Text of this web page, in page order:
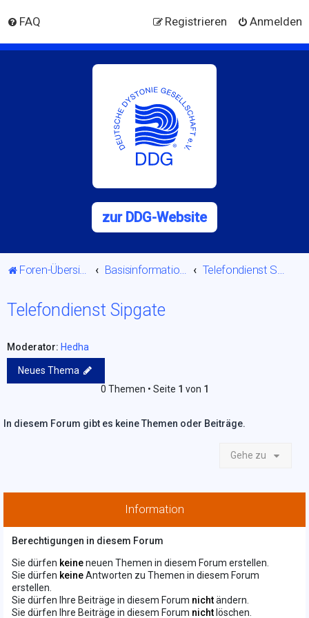
FAQ Anmelden
Registrieren
zur DDG-Website
Foren-Übersicht Basisinformationen Telefondienst Sipgate
Telefondienst Sipgate
Moderator: Hedha
Neues Thema
0 Themen • Seite 1 von 1
In diesem Forum gibt es keine Themen oder Beiträge.
Gehe zu
Information
Berechtigungen in diesem Forum
Sie dürfen keineneuen Themen in diesem Forum erstellen.
Sie dürfen keineAntworten zu Themen in diesem Forum
erstellen.
Sie dürfen Ihre Beiträge in diesem Forum nichtändern.
Sie dürfen Ihre Beiträge in diesem Forum nicht löschen.